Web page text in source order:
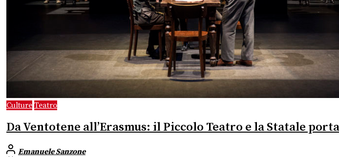
Culture Teatro
Da Ventotene all’Erasmus: il Piccolo Teatro e la Statale
Emanuele Sanzone